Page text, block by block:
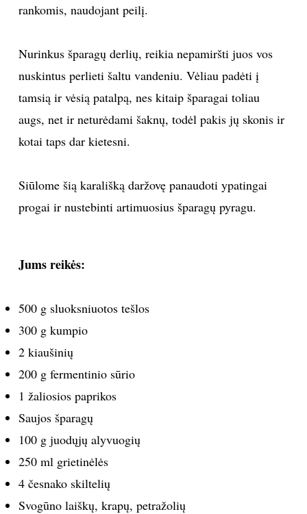
rankomis, naudojant peilį.
Nurinkus šparagų derlių, reikia nepamiršti juos vos
nuskintus perlieti šaltu vandeniu. Vėliau padėti į
tamsią ir vėsią patalpą, nes kitaip šparagai toliau
augs, net ir neturėdami šaknų, todėl pakis jų skonis ir
kotai taps dar kietesni.
Siūlome šią karališką daržovę panaudoti ypatingai
progai ir nustebinti artimuosius šparagų pyragu.
Jums reikės:
500 g sluoksniuotos tešlos
300 g kumpio
2 kiaušinių
200 g fermentinio sūrio
1 žaliosios paprikos
Saujos šparagų
100 g juodųjų alyvuogių
250 ml grietinėlės
4 česnako skiltelių
Svogūno laiškų, krapų, petražolių